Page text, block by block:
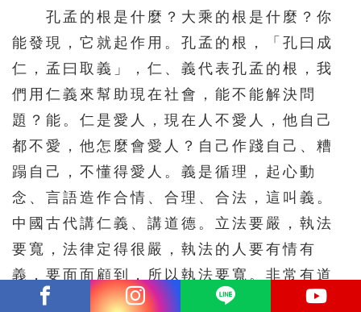
孔孟的根是什麼？大乘的根是什麼？你
能發現，它就起作用。孔孟的根，「孔曰成
仁，孟曰取義」，仁、義代表孔孟的根，我
們用仁義來幫助現在社會，能不能解決問
題？能。仁是愛人，現在人不愛人，他自己
都不愛，他怎麼會愛人？自己作踐自己、糟
蹋自己，不懂得愛人。義是循理，起心動
念、言語造作合情、合理、合法，這叫義。
中國古代講仁義、講道德。立法要嚴，執法
要寬，法律定得很嚴，執法的人要有情有
義，要面面顧到，所以執法要寬。非常有道
理。《論語》，孔子學生對老師的評價，